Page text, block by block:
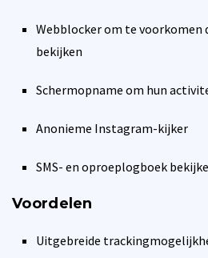
Webblocker om te voorkomen
bekijken
Schermopname om hun
Anonieme Instagram-kijker
SMS- en oproeplogboek
Voordelen
Uitgebreide